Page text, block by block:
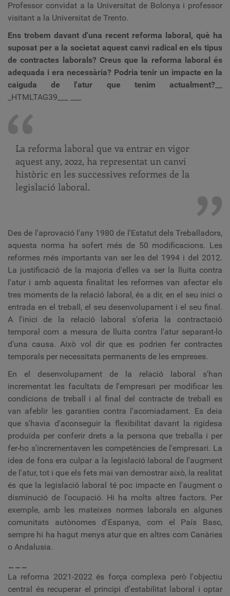
Professor convidat a la Universitat de Bolonya i professor
visitant a la Universitat de Trento.
Ens trobem davant d'una recent reforma laboral, què ha
suposat per a la societat aquest canvi radical en els tipus
de contractes laborals? Creus que la reforma laboral és
adequada i era necessària? Podria tenir un impacte en la
caiguda de l'atur que tenim actualment?
_HTMLTAG39___
La reforma laboral que va entrar en vigor
aquest any, 2022, ha representat un canvi
històric en les successives reformes de la
legislació laboral.
Des de l'aprovació l'any 1980 de l'Estatut dels Treballadors,
aquesta norma ha sofert més de 50 modificacions. Les
reformes més importants van ser les del 1994 i del 2012.
La justificació de la majoria d'elles va ser la lluita contra
l'atur i amb aquesta finalitat les reformes van afectar els
tres moments de la relació laboral, és a dir, en el seu inici o
entrada en el treball, el seu desenvolupament i el seu final.
A l'inici de la relació laboral s'oferia la contractació
temporal com a mesura de lluita contra l'atur separant-lo
d'una causa. Això vol dir que es podrien fer contractes
temporals per necessitats permanents de les empreses.
En el desenvolupament de la relació laboral s'han
incrementat les facultats de l'empresari per modificar les
condicions de treball i al final del contracte de treball es
van afeblir les garanties contra l'acomiadament. Es deia
que s'havia d'aconseguir la flexibilitat davant la rigidesa
produïda per conferir drets a la persona que treballa i per
fer-ho s'incrementaven les competències de l'empresari. La
idea de fons era culpar a la legislació laboral de l'augment
de l'atur, tot i que els fets mai van demostrar això, la realitat
és que la legislació laboral té poc impacte en l'augment o
disminució de l'ocupació. Hi ha molts altres factors. Per
exemple, amb les mateixes normes laborals en algunes
comunitats autònomes d'Espanya, com el País Basc,
sempre hi ha hagut menys atur que en altres com Canàries
o Andalusia.
___
La reforma 2021-2022 és força complexa però l'objectiu
central és recuperar el principi d'estabilitat laboral i optar